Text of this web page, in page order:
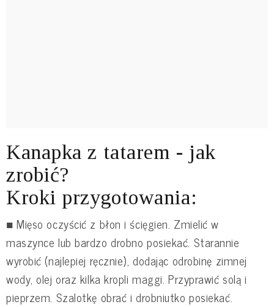
Kanapka z tatarem - jak
zrobić?
Kroki przygotowania:
■ Mięso oczyścić z błon i ścięgien. Zmielić w
maszynce lub bardzo drobno posiekać. Starannie
wyrobić (najlepiej ręcznie), dodając odrobinę zimnej
wody, olej oraz kilka kropli maggi. Przyprawić solą i
pieprzem. Szalotkę obrać i drobniutko posiekać.